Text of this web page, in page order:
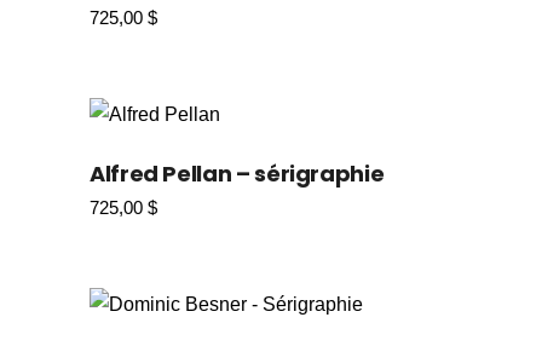
725,00 $
Alfred Pellan – sérigraphie
725,00 $